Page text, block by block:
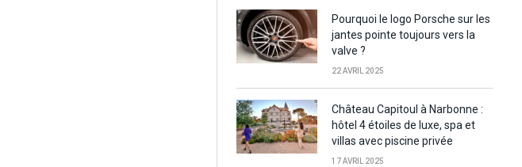
Pourquoi le logo Porsche sur les
jantes pointe toujours vers la
valve ?
22 AVRIL 2025
Château Capitoul à Narbonne :
hôtel 4 étoiles de luxe, spa et
villas avec piscine privée
17 AVRIL 2025